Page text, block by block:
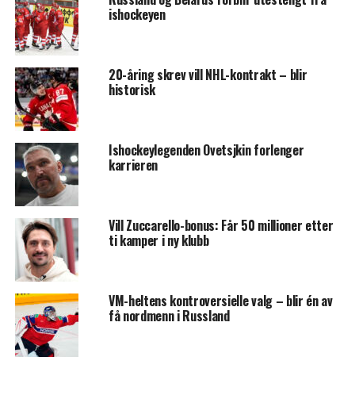
ishockeyen
20-åring skrev vill NHL-kontrakt – blir
historisk
Ishockeylegenden Ovetsjkin forlenger
karrieren
Vill Zuccarello-bonus: Får 50 millioner etter
ti kamper i ny klubb
VM-heltens kontroversielle valg – blir én av
få nordmenn i Russland